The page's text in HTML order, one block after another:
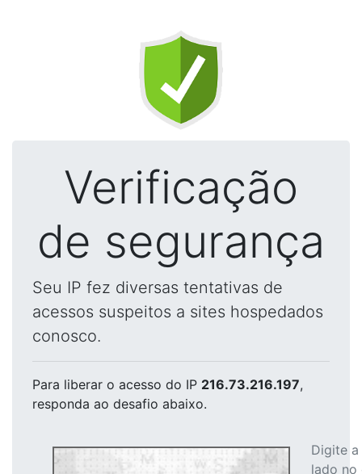
Verificação
de segurança
Seu IP fez diversas tentativas de
acessos suspeitos a sites hospedados
conosco.
Para liberar o acesso do IP 216.73.216.197,
responda ao desafio abaixo.
Digite
lado no